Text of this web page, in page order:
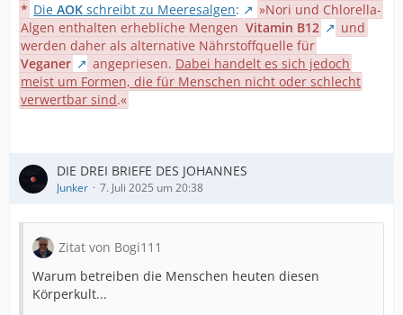
* DieAOK schreibt zu Meeresalgen:
»Nori und Chlorella-
Algen enthalten erhebliche Mengen Vitamin B12
und
werden daher als alternative Nährstoffquelle für
Veganer
angepriesen. Dabei handelt es sich jedoch
meist um Formen, die für Menschen nicht oder schlecht
verwertbar sind.«
DIE DREI BRIEFE DES JOHANNES
Junker 7. Juli 2025 um 20:38
Zitat von Bogi111
Warum betreiben die Menschen heuten diesen
Körperkult...